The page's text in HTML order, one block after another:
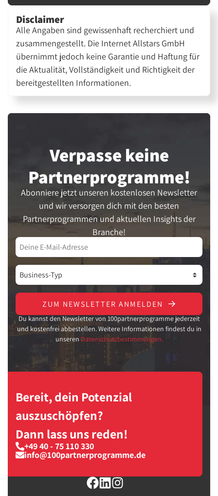
Disclaimer
Alle Angaben sind gewissenhaft recherchiert und
zusammengestellt. Die Internet Allstars GmbH
übernimmt jedoch keine Garantie und Haftung für
die Aktualität, Vollständigkeit und Richtigkeit der
bereitgestellten Informationen.
Verpasse keine
Partner­programme!
Abonniere jetzt unseren kostenlosen Newsletter
und wir versorgen dich mit den besten
Partnerprogrammen und aktuellen Insights der
Branche!
ZUM NEWSLETTER ANMELDEN
Du kannst den Newsletter von 100partnerprogramme jederzeit
und kostenfrei abbestellen. Weitere Informationen findest du in
unseren Datenschutzbestimmungen.
Bereit, dein Potenzial
auszuschöpfen?
Dann lass uns reden!
+49 40 - 75 110 330
info@100partnerprogramme.de